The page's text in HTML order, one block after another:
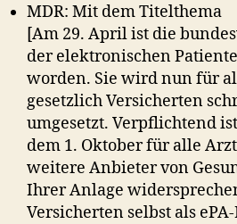
MDR: Mit dem Titelthema
[Am 29. April ist die
der elektronischen
worden. Sie wird nun für
gesetzlich Versicherten
umgesetzt. Verpflichtend
dem 1. Oktober für alle
weitere Anbieter von
Ihrer Anlage
Versicherten selbst als